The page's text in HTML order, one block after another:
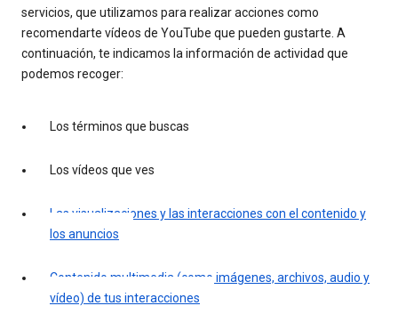
servicios, que utilizamos para realizar acciones como
recomendarte vídeos de YouTube que pueden gustarte. A
continuación, te indicamos la información de actividad que
podemos recoger:
Los términos que buscas
Los vídeos que ves
Las visualizaciones y las interacciones con el contenido y
los anuncios
Contenido multimedia (como imágenes, archivos, audio y
vídeo) de tus interacciones